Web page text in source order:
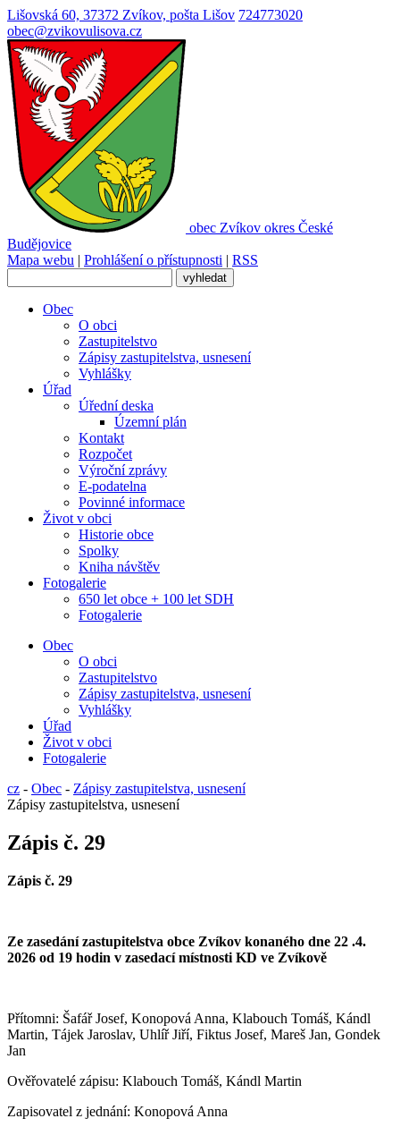
Lišovská 60, 37372 Zvíkov, pošta Lišov 724773020
obec@zvikovulisova.cz
obec Zvíkov okres České
Budějovice
Mapa webu | Prohlášení o přístupnosti | RSS
Obec
O obci
Zastupitelstvo
Zápisy zastupitelstva, usnesení
Vyhlášky
Úřad
Úřední deska
Územní plán
Kontakt
Rozpočet
Výroční zprávy
E-podatelna
Povinné informace
Život v obci
Historie obce
Spolky
Kniha návštěv
Fotogalerie
650 let obce + 100 let SDH
Fotogalerie
Obec
O obci
Zastupitelstvo
Zápisy zastupitelstva, usnesení
Vyhlášky
Úřad
Život v obci
Fotogalerie
cz - Obec - Zápisy zastupitelstva, usnesení
Zápisy zastupitelstva, usnesení
Zápis č. 29
Zápis č. 29
Ze zasedání zastupitelstva obce Zvíkov konaného dne 22 .4.
2026 od 19 hodin v zasedací místnosti KD ve Zvíkově
Přítomni: Šafář Josef, Konopová Anna, Klabouch Tomáš, Kándl
Martin, Tájek Jaroslav, Uhlíř Jiří, Fiktus Josef, Mareš Jan, Gondek
Jan
Ověřovatelé zápisu: Klabouch Tomáš, Kándl Martin
Zapisovatel z jednání: Konopová Anna